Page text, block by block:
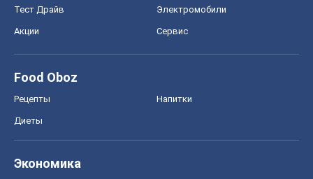
Тест Драйв Электромобили
Акции Сервис
Food Oboz
Рецепты Напитки
Диеты
Экономика